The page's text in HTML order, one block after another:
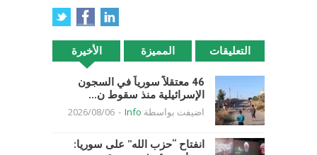
الأخيرة المميزة التعليقات
46 معتقلاً سورياً في السجون
الإسرائيلية منذ سقوط ن...
اضيفت بواسطة Info
-
2026/08/06
انفتاح “حزب الله” على سوريا: